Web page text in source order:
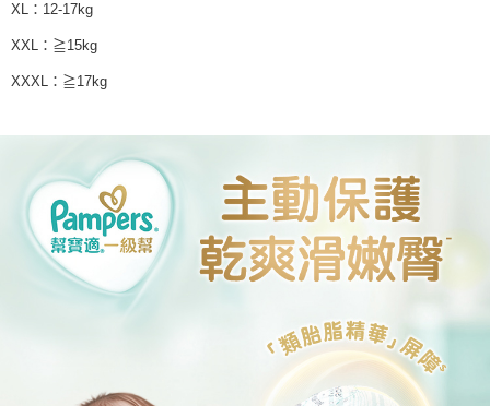
XL：12-17kg
XXL：≧15kg
XXXL：≧17kg